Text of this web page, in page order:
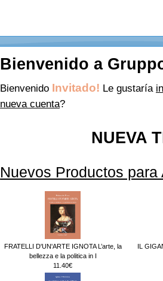
Bienvenido a
Bienvenido Invitado! Le gustaría
nueva cuenta?
NUEVA
Nuevos Productos para
FRATELLI D'UN'ARTE IGNOTA L’arte, la
bellezza e la politica in I
11.40€
IL